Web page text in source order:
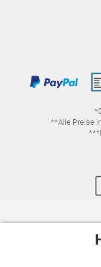
**Alle Preise
FAQ